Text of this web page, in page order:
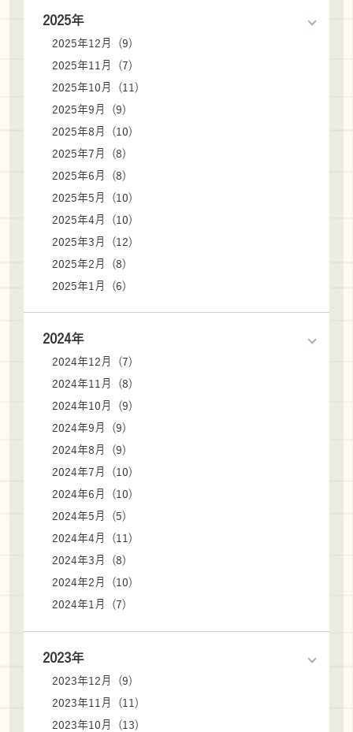
2025年
2025年12月 (9)
2025年11月 (7)
2025年10月 (11)
2025年9月 (9)
2025年8月 (10)
2025年7月 (8)
2025年6月 (8)
2025年5月 (10)
2025年4月 (10)
2025年3月 (12)
2025年2月 (8)
2025年1月 (6)
2024年
2024年12月 (7)
2024年11月 (8)
2024年10月 (9)
2024年9月 (9)
2024年8月 (9)
2024年7月 (10)
2024年6月 (10)
2024年5月 (5)
2024年4月 (11)
2024年3月 (8)
2024年2月 (10)
2024年1月 (7)
2023年
2023年12月 (9)
2023年11月 (11)
2023年10月 (13)